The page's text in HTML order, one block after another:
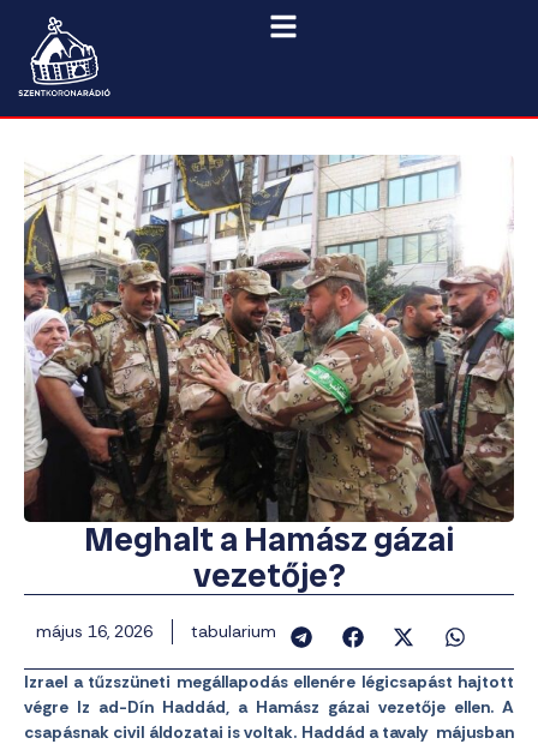
Meghalt a Hamász gázai
vezetője?
május 16, 2026 tabularium
Izrael a tűzszüneti megállapodás ellenére légicsapást hajtott
végre Iz ad-Dín Haddád, a Hamász gázai vezetője ellen. A
csapásnak civil áldozatai is voltak. Haddád a tavaly májusban